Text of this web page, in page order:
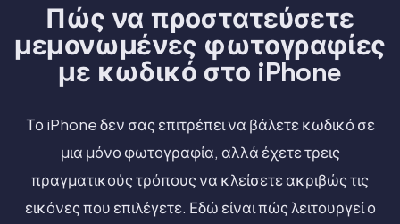
Πώς να προστατεύσετε
μεμονωμένες φωτογραφίες
με κωδικό στο iPhone
Το iPhone δεν σας επιτρέπει να βάλετε κωδικό σε
μια μόνο φωτογραφία, αλλά έχετε τρεις
πραγματικούς τρόπους να κλείσετε ακριβώς τις
εικόνες που επιλέγετε. Εδώ είναι πώς λειτουργεί ο